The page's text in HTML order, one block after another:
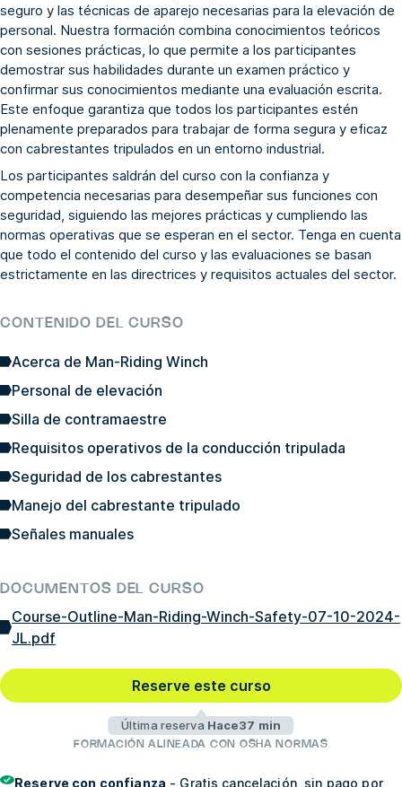
seguro y las técnicas de aparejo necesarias para la elevación de
personal. Nuestra formación combina conocimientos teóricos
con sesiones prácticas, lo que permite a los participantes
demostrar sus habilidades durante un examen práctico y
confirmar sus conocimientos mediante una evaluación escrita.
Este enfoque garantiza que todos los participantes estén
plenamente preparados para trabajar de forma segura y eficaz
con cabrestantes tripulados en un entorno industrial.
Los participantes saldrán del curso con la confianza y
competencia necesarias para desempeñar sus funciones con
seguridad, siguiendo las mejores prácticas y cumpliendo las
normas operativas que se esperan en el sector. Tenga en cuenta
que todo el contenido del curso y las evaluaciones se basan
estrictamente en las directrices y requisitos actuales del sector.
CONTENIDO DEL CURSO
Acerca de Man-Riding Winch
Personal de elevación
Silla de contramaestre
Requisitos operativos de la conducción tripulada
Seguridad de los cabrestantes
Manejo del cabrestante tripulado
Señales manuales
DOCUMENTOS DEL CURSO
Course-Outline-Man-Riding-Winch-Safety-07-10-2024-
JL.pdf
Reserve este curso
Última reserva Hace37 min
FORMACIÓN ALINEADA CON OSHA NORMAS
Reserve con confianza - Gratis cancelación, sin pago por